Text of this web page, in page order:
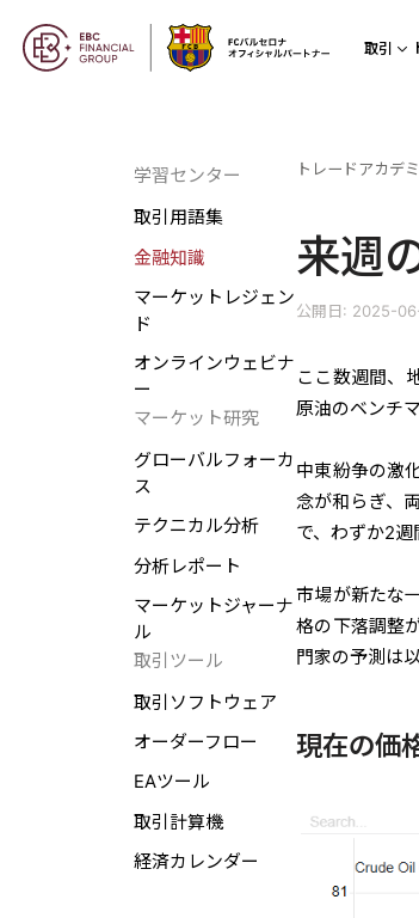
取引
学習センター
取引用語集
金融知識
マーケットレジェン
ド
オンラインウェビナ
ー
マーケット研究
グローバルフォーカ
ス
テクニカル分析
分析レポート
マーケットジャーナ
ル
取引ツール
取引ソフトウェア
オーダーフロー
EAツール
取引計算機
経済カレンダー
トレードアカデ
来週
公開日: 2025-
ここ数週間、
原油のベンチ
中東紛争の激
念が和らぎ、
で、わずか2週
市場が新たな
格の下落調整
門家の予測は
現在の価